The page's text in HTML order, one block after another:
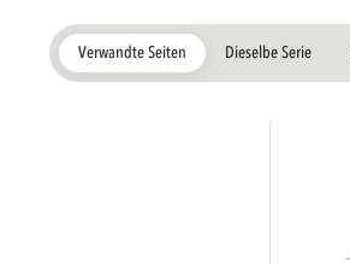
Verwandte Seiten Dieselbe Serie